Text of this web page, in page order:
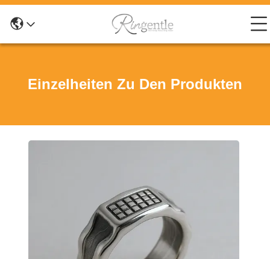
Einzelheiten Zu Den Produkten